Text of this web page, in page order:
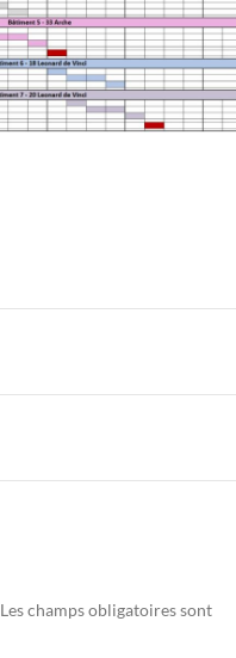
Les champs obligatoires sont